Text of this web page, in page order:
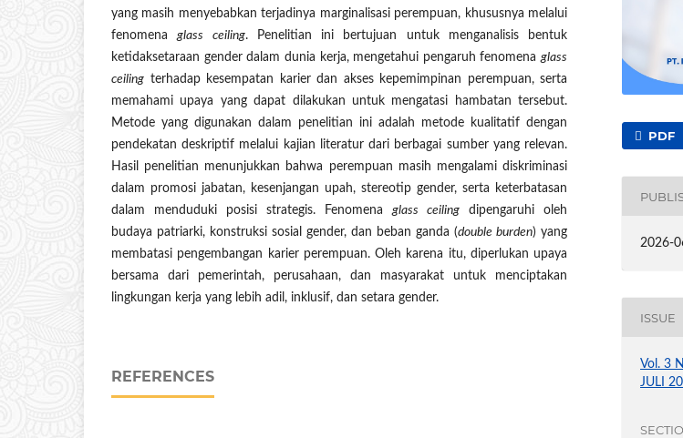
yang masih menyebabkan terjadinya marginalisasi perempuan, khususnya melalui
fenomenaglass ceiling. Penelitian ini bertujuan untuk menganalisis bentuk
ketidaksetaraan gender dalam dunia kerja, mengetahui pengaruh fenomenaglass
ceiling terhadap kesempatan karier dan akses kepemimpinan perempuan, serta
memahami upaya yang dapat dilakukan untuk mengatasi hambatan tersebut.
Metode yang digunakan dalam penelitian ini adalah metode kualitatif dengan
pendekatan deskriptif melalui kajian literatur dari berbagai sumber yang relevan.
Hasil penelitian menunjukkan bahwa perempuan masih mengalami diskriminasi
dalam promosi jabatan, kesenjangan upah, stereotip gender, serta keterbatasan
dalam menduduki posisi strategis. Fenomenaglass ceiling dipengaruhi oleh
budaya patriarki, konstruksi sosial gender, dan beban ganda (double burden) yang
membatasi pengembangan karier perempuan. Oleh karena itu, diperlukan upaya
bersama dari pemerintah, perusahaan, dan masyarakat untuk menciptakan
lingkungan kerja yang lebih adil, inklusif, dan setara gender.
REFERENCES
PDF
2026-
ISSUE
Vol. 3
JULI